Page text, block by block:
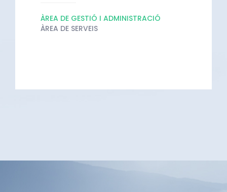
ÀREA DE GESTIÓ I ADMINISTRACIÓ
ÀREA DE SERVEIS